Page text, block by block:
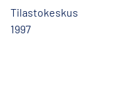
Tilastokeskus
1997